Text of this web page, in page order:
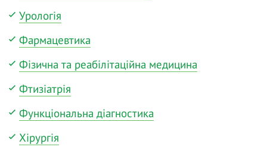
Урологія
Фармацевтика
Фізична та реабілітаційна медицина
Фтизіатрія
Функціональна діагностика
Хірургія